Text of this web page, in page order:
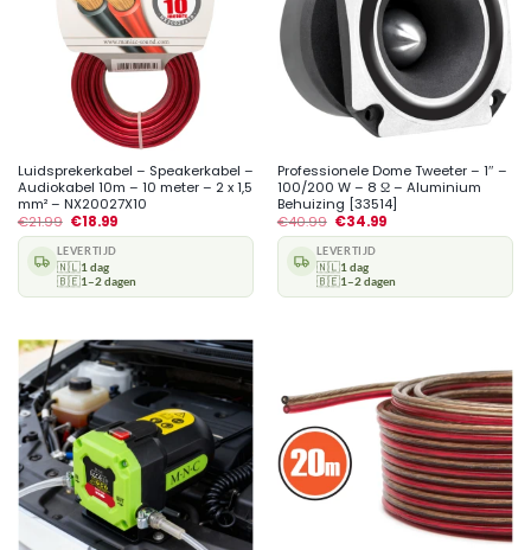
Luidsprekerkabel – Speakerkabel –
Audiokabel 10m – 10 meter – 2 x 1,5
mm² – NX20027X10
€21.99 €18.99
LEVERTIJD
🇳🇱1 dag
🇧🇪1–2 dagen
Professionele Dome Tweeter – 1″ –
100/200 W – 8 Ω – Aluminium
Behuizing [33514]
€40.99 €34.99
LEVERTIJD
🇳🇱1 dag
🇧🇪1–2 dagen